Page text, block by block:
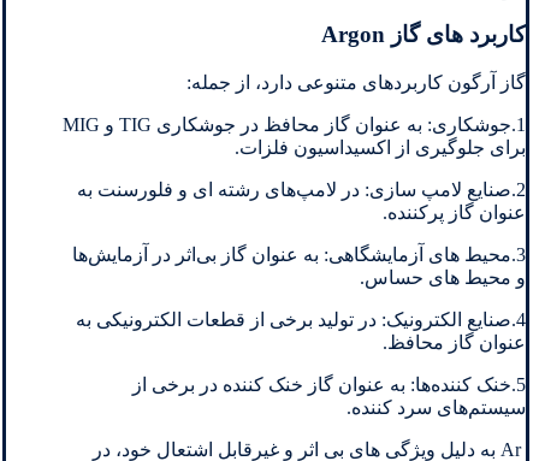
کاربرد های گاز Argon
گاز آرگون کاربردهای متنوعی دارد، از جمله:
1.جوشکاری: به عنوان گاز محافظ در جوشکاری TIG و MIG
برای جلوگیری از اکسیداسیون فلزات.
2.صنایع لامپ‌ سازی: در لامپ‌های رشته‌ ای و فلورسنت به
عنوان گاز پرکننده.
3.محیط‌ های آزمایشگاهی: به عنوان گاز بی‌اثر در آزمایش‌ها
و محیط‌ های حساس.
4.صنایع الکترونیک: در تولید برخی از قطعات الکترونیکی به
عنوان گاز محافظ.
5.خنک ‌کننده‌ها: به عنوان گاز خنک‌ کننده در برخی از
سیستم‌های سرد کننده.
Ar به دلیل ویژگی‌ های بی ‌اثر و غیرقابل اشتعال خود، در